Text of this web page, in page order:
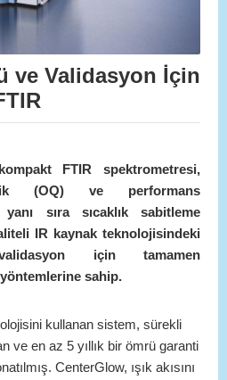
ve Validasyon İçin
FTIR spektrometresi,
(OQ) ve performans
sıra sıcaklık sabitleme
IR kaynak teknolojisindeki
için tamamen
sahip.
kullanan sistem, sürekli
ve en az 5 yıllık bir ömrü garanti
CenterGlow, ışık akısını